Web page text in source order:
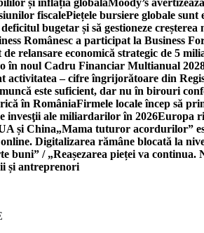
și inflația globalăMoody’s
fiscalePiețele bursiere globale
bugetar și să gestioneze
Românesc a participat la Business
relansare economică strategic de 5
în noul Cadru Financiar Multianual
activitatea – cifre îngrijorătoare din
este suficient, dar nu în birouri
în RomâniaFirmele locale încep să
invesţii ale miliardarilor în 2026Europa
și China„Mama tuturor acordurilor”
Digitalizarea rămâne blocată la
buni” / „Reașezarea pieței va continua.
și antreprenori